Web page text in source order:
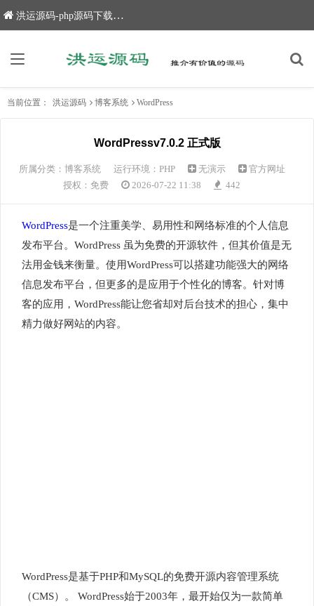
洪运源码-php源码下载,网站源码,网站源码下载
当前位置： 洪运源码 博客系统 WordPress
WordPressv7.0.2 正式版
所属分类： 博客系统 运行环境：PHP 无演示
官方网址
授权：免费
2026-07-22 11:38 442
WordPress是一个注重美学、易用性和网络标准的个人信息
发布平台。WordPress 虽为免费的开源软件，但其价值是无
法用金钱来衡量。使用WordPress可以搭建功能强大的网络
信息发布平台，但更多的是应用于个性化的博客。针对博
客的应用，WordPress能让您省却对后台技术的担心，集中
精力做好网站的内容。
WordPress是基于PHP和MySQL的免费开源内容管理系统
（CMS）。 WordPress始于2003年，最开始仅为一款简单